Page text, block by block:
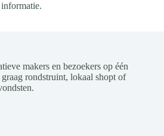
makers en bezoekers op één
rondstruint, lokaal shopt of